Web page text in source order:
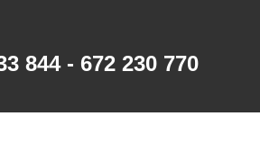
844 - 672 230 770